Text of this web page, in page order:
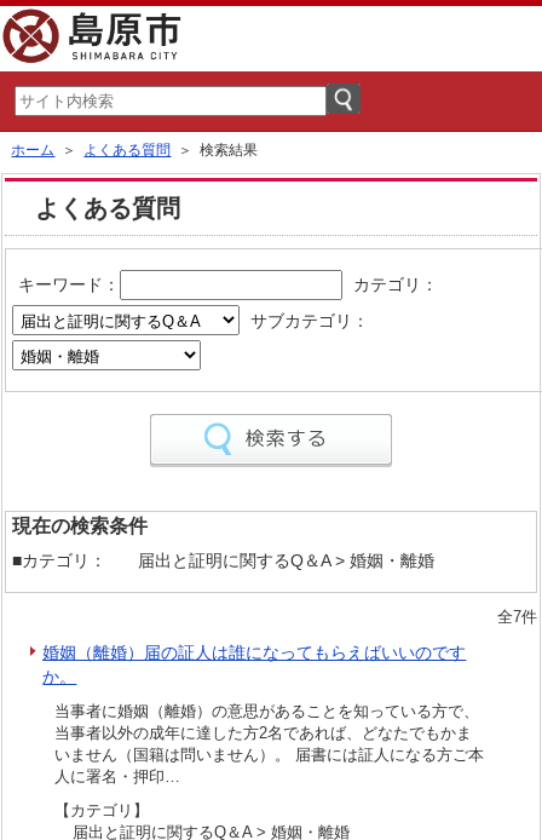
ホーム ＞ よくある質問 ＞ 検索結果
よくある質問
キーワード：
カテゴリ：
サブカテゴリ：
現在の検索条件
■カテゴリ： 届出と証明に関するQ＆A > 婚姻・離婚
全7件
婚姻（離婚）届の証人は誰になってもらえばいいのです
か。
当事者に婚姻（離婚）の意思があることを知っている方で、
当事者以外の成年に達した方2名であれば、どなたでもかま
いません（国籍は問いません）。 届書には証人になる方ご本
人に署名・押印…
【カテゴリ】
届出と証明に関するQ＆A > 婚姻・離婚